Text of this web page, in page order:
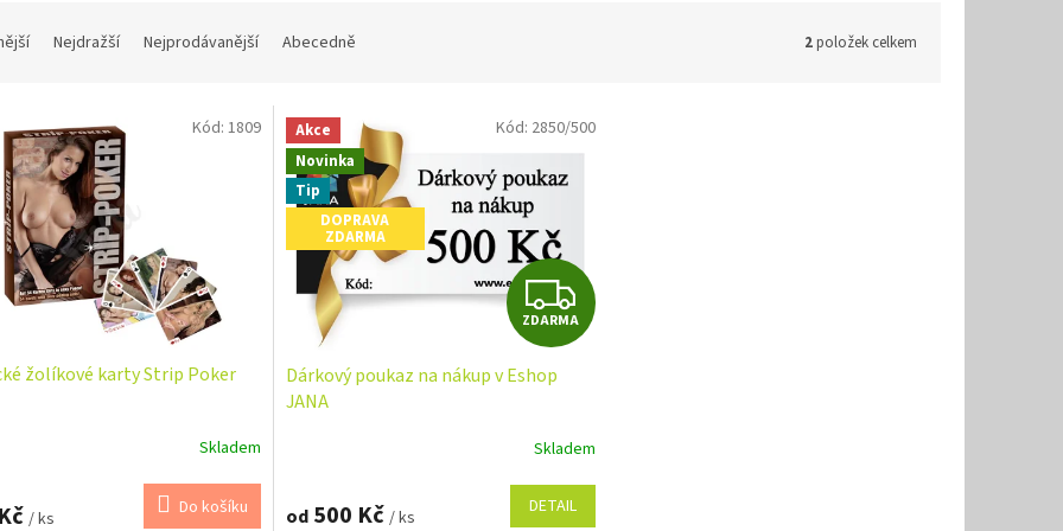
Nejdražší Nejprodávanější Abecedně 2položek celkem
žolíkové karty Strip Poker
Skladem
/ ks Do košíku
Kód: 1809
Akce
Novinka
Tip
DOPRAVA
ZDARMA
Z
D
R
M
ZDARMA
Dárkový poukaz na nákup v Eshop
JANA
Skladem
od500 Kč / ks DETAIL
Kód: 2850/500